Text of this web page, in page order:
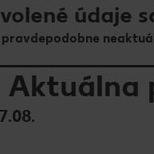
údaje
Aktuálna